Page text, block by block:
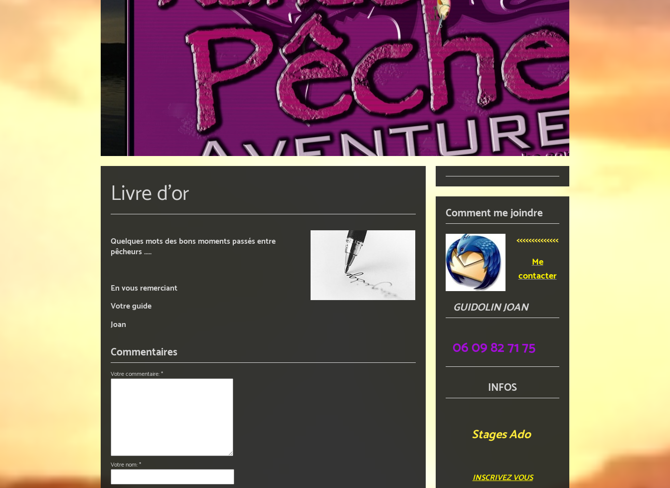
Livre d'or
Quelques mots des bons moments passés entre
pêcheurs .....
En vous remerciant
Votre guide
Joan
Commentaires
Votre commentaire: *
Votre nom: *
Comment me joindre
<<<<<<<<<<<<<<
Me
contacter
GUIDOLIN JOAN
06 09 82 71 75
INFOS
Stages Ado
INSCRIVEZ VOUS